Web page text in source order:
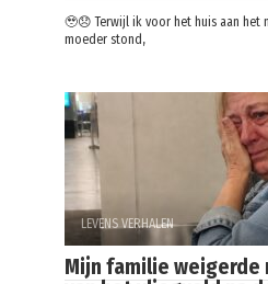
🥹😞 Terwijl ik voor het huis aan het
moeder stond,
LEVENS VERHALEN
Mijn familie weigerde